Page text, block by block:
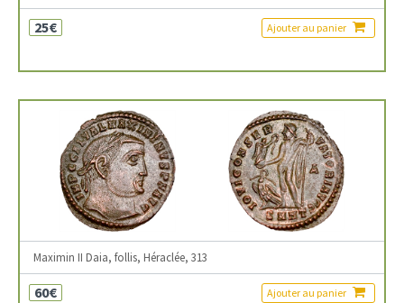
25€ Ajouter au panier
Maximin II Daia, follis, Héraclée, 313
60€ Ajouter au panier